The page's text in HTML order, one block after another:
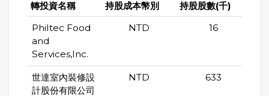
轉投資名稱 持股成本幣別 持股股數(千)
Philtec Food
and
Services,Inc.
NTD 16
世達室內裝修設
計股份有限公司
NTD 633